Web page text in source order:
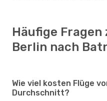
Häufige Fragen
Berlin nach
Wie viel kosten Flüge
Durchschnitt?